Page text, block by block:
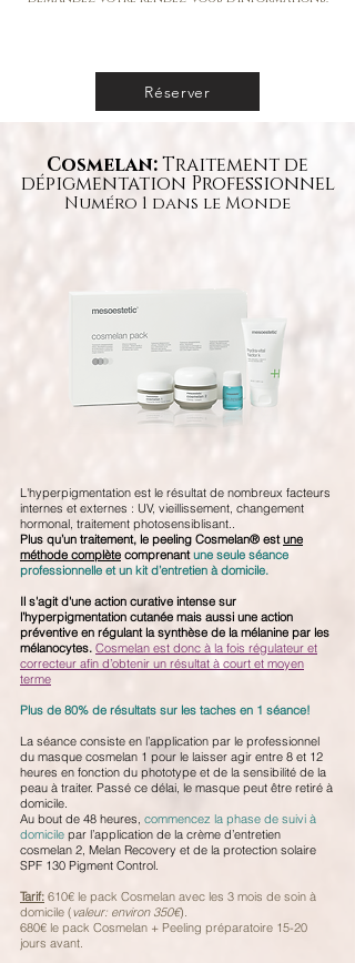
Réserver
Cosmelan:Traitement de
dépigmentation Professionnel
Numéro 1 dans le Monde
L'hyperpigmentation est le résultat de nombreux facteurs
internes et externes : UV, vieillissement, changement
hormonal, traitement photosensiblisant..
Plus qu’un traitement, le peeling Cosmelan® estune
méthode complète comprenant une seule séance
professionnelle et un kit d’entretien à domicile.
Il s'agit d'une action curative intense sur
l’hyperpigmentation cutanée mais aussi une action
préventive en régulant la synthèse de la mélanine par les
mélanocytes. Cosmelan est donc à la fois régulateur et
correcteur afin d’obtenir un résultat à court et moyen
terme
Plus de 80% de résultats sur les taches en 1 séance!
La séance consiste en l’application par le professionnel
du masque cosmelan 1 pour le laisser agir entre 8 et 12
heures en fonction du phototype et de la sensibilité de la
peau à traiter. Passé ce délai, le masque peut être retiré à
domicile.
Au bout de 48 heures, commencez la phase de suivi à
domicile par l’application de la crème d’entretien
cosmelan 2, Melan Recovery et de la protection solaire
SPF 130 Pigment Control.
Tarif: 610€ le pack Cosmelan avec les 3 mois de soin à
domicile (valeur: environ 350€).
680€ le pack Cosmelan + Peeling préparatoire 15-20
jours avant.